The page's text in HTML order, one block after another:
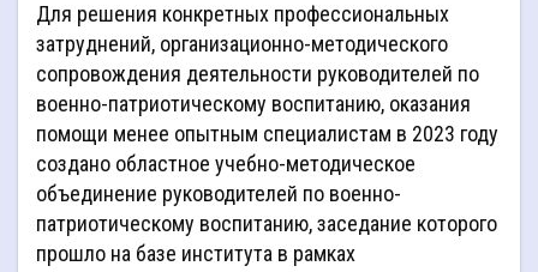
Для решения конкретных профессиональных
затруднений, организационно-методического
сопровождения деятельности руководителей по
военно-патриотическому воспитанию, оказания
помощи менее опытным специалистам в 2023 году
создано областное учебно-методическое
объединение руководителей по военно-
патриотическому воспитанию, заседание которого
прошло на базе института в рамках